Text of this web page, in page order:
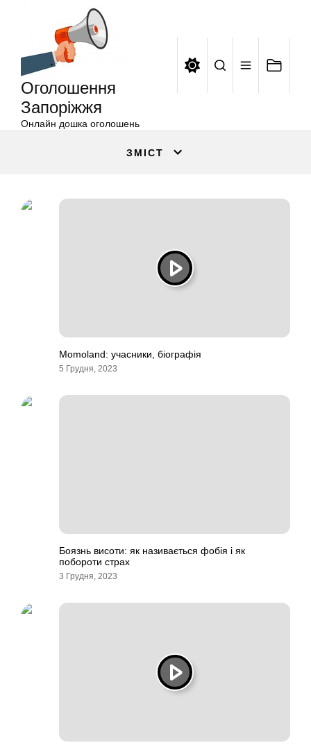
Оголошення
Запоріжжя
Онлайн дошка оголошень
ЗМІСТ
Momoland: учасники, біографія
5 Грудня, 2023
Боязнь висоти: як називається фобія і як
побороти страх
3 Грудня, 2023